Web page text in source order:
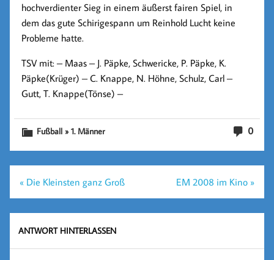
hochverdienter Sieg in einem äußerst fairen Spiel, in
dem das gute Schirigespann um Reinhold Lucht keine
Probleme hatte.
TSV mit: – Maas – J. Päpke, Schwericke, P. Päpke, K.
Päpke(Krüger) – C. Knappe, N. Höhne, Schulz, Carl –
Gutt, T. Knappe(Tönse) –
0
Fußball » 1. Männer
Beitragsnavigation
« Die Kleinsten ganz Groß EM 2008 im Kino »
ANTWORT HINTERLASSEN